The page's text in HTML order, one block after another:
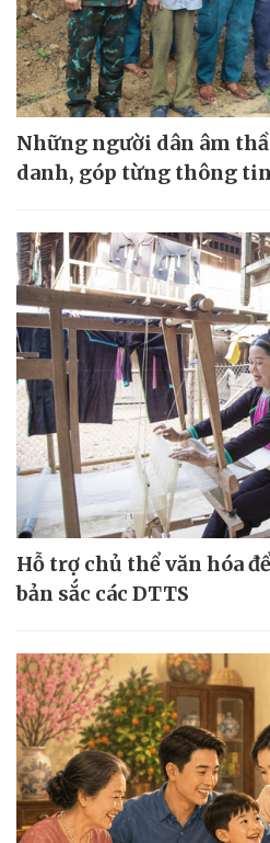
Những người dân âm
danh, góp từng thông
Hỗ trợ chủ thể văn hóa
bản sắc các DTTS